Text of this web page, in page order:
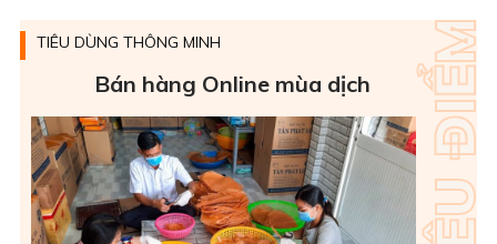
TIÊU DÙNG THÔNG MINH
Bán hàng Online mùa dịch